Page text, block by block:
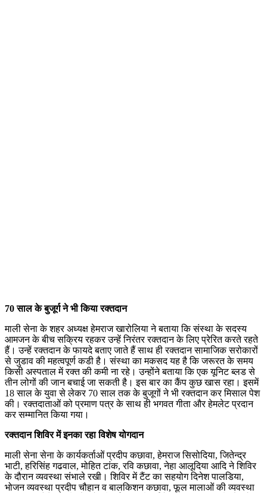
70 साल के बुजूर्ग ने भी किया रक्तदान
माली सेना के शहर अध्यक्ष हेमराज खारोलिया ने बताया कि संस्था के सदस्य
आमजन के बीच सक्रिय रहकर उन्हें निरंतर रक्तदान के लिए प्रेरित करते रहते
हैं। उन्हें रक्तदान के फायदे बताए जाते हैं साथ ही रक्तदान सामाजिक सरोकारों
से जुडाव की महत्वपूर्ण कडी है। संस्था का मकसद यह है कि जरूरत के समय
किसी अस्पताल में रक्त की कमी ना रहे। उन्होंने बताया कि एक यूनिट ब्लड से
तीन लोगों की जान बचाई जा सकती है। इस बार का कैंप कुछ खास रहा। इसमें
18 साल के युवा से लेकर 70 साल तक के बुजूगों ने भी रक्तदान कर मिसाल पेश
की। रक्तदाताओं को प्रमाण पत्र के साथ ही भगवत गीता और हेमलेट प्रदान
कर सम्मानित किया गया।
रक्तदान शिविर में इनका रहा विशेष योगदान
माली सेना सेना के कार्यकर्ताओं प्रदीप कछावा, हेमराज सिसोदिया, जितेन्द्र
भाटी, हरिसिंह गढवाल, मोहित टांक, रवि कछावा, नेहा आलूदिया आदि ने शिविर
के दौरान व्यवस्था संभाले रखी। शिविर में टैंट का सहयोग दिनेश पालडिया,
भोजन व्यवस्था प्रदीप चौहान व बालकिशन कछावा, फूल मालाओं की व्यवस्था